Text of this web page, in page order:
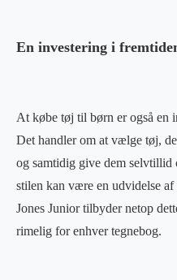
En investering i
At købe tøj til børn er også en
Det handler om at vælge tøj,
og samtidig give dem selvtillid
stilen kan være en udvidelse af
Jones Junior tilbyder netop
rimelig for enhver tegnebog.